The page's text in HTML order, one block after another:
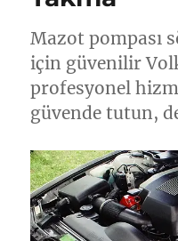
Mazot pompası
için güvenilir
profesyonel
güvende tutun,